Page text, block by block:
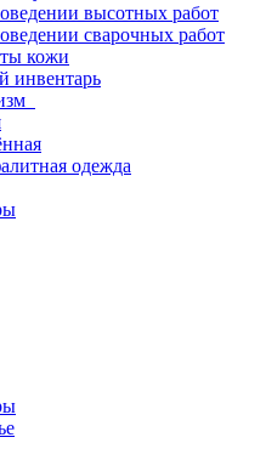
высотных работ
сварочных работ
кожи
инвентарь
одежда